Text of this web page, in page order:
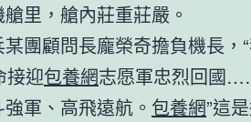
里，艙內莊重莊嚴。
團顧問長龐榮奇擔負機長，
接迎包養網志愿軍忠烈回國
軍、高飛遠航。 包養網”這